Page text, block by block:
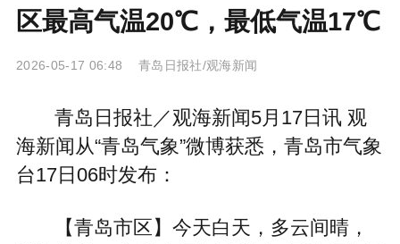
区最高气温20℃，最低气温17℃
2026-05-17 06:48 青岛日报社/观海新闻
青岛日报社／观海新闻5月17日讯 观
海新闻从“青岛气象”微博获悉，青岛市气象
台17日06时发布：
【青岛市区】今天白天，多云间晴，